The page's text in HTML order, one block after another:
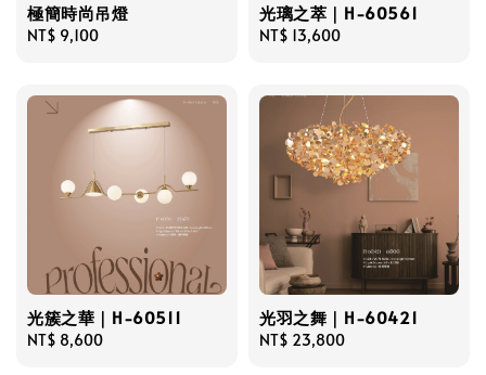
極簡時尚吊燈
Regular
NT$ 9,100
光璃之萃｜H-60561
Regular
NT$ 13,600
光簇之華｜H-60511
Regular
NT$ 8,600
光羽之舞｜H-60421
Regular
NT$ 23,800